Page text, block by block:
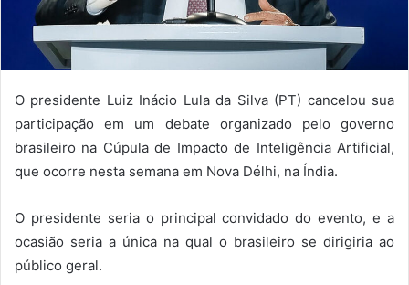
O presidente Luiz Inácio Lula da Silva (PT) cancelou sua
participação em um debate organizado pelo governo
brasileiro na Cúpula de Impacto de Inteligência Artificial,
que ocorre nesta semana em Nova Délhi, na Índia.
O presidente seria o principal convidado do evento, e a
ocasião seria a única na qual o brasileiro se dirigiria ao
público geral.